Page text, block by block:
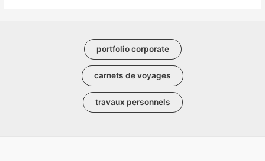
portfolio corporate
carnets de voyages
travaux personnels